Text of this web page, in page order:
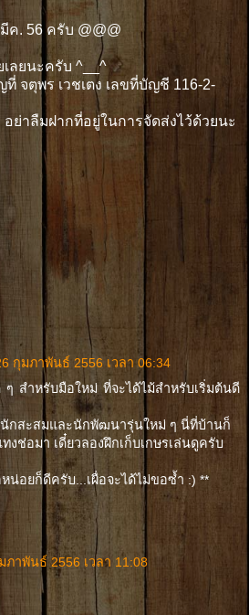
ค. 56 ครับ @@@
ลยนะครับ ^__^
จตุพร เวชเตง เลขที่บัญชี 116-2-
ย่าลืมฝากที่อยู่ในการจัดส่งไว้ด้วยนะ
กุมภาพันธ์ 2556 เวลา 06:34
สำหรับมือใหม่ ที่จะได้ไม้สำหรับเริ่มต้นดี
นักสะสมและนักพัฒนารุ่นใหม่ ๆ นี่ที่บ้านก็
งช่อมา เดี๋ยวลองฝึกเก็บเกษรเล่นดูครับ
น่อยก็ดีครับ...เผื่อจะได้ไม่ขอซ้ำ :) **
ภาพันธ์ 2556 เวลา 11:08